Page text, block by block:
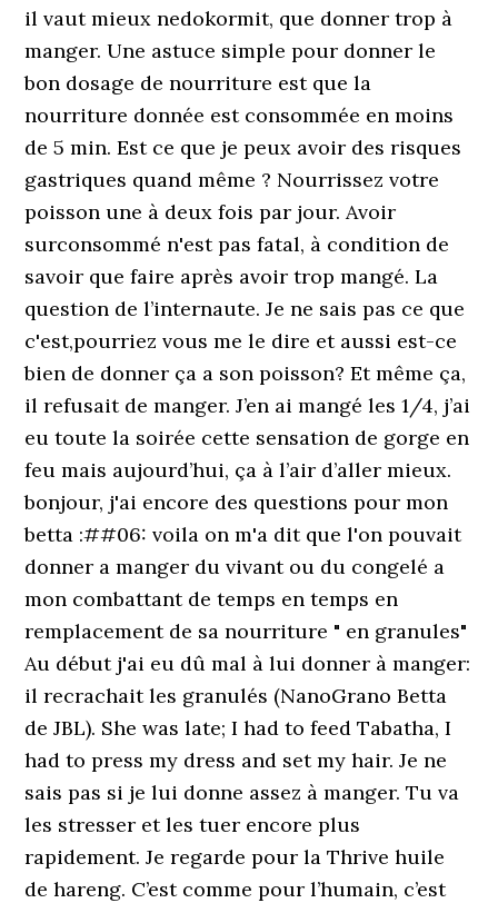
il vaut mieux nedokormit, que donner trop à
manger. Une astuce simple pour donner le
bon dosage de nourriture est que la
nourriture donnée est consommée en moins
de 5 min. Est ce que je peux avoir des risques
gastriques quand même ? Nourrissez votre
poisson une à deux fois par jour. Avoir
surconsommé n'est pas fatal, à condition de
savoir que faire après avoir trop mangé. La
question de l’internaute. Je ne sais pas ce que
c'est,pourriez vous me le dire et aussi est-ce
bien de donner ça a son poisson? Et même ça,
il refusait de manger. J’en ai mangé les 1/4, j’ai
eu toute la soirée cette sensation de gorge en
feu mais aujourd’hui, ça à l’air d’aller mieux.
bonjour, j'ai encore des questions pour mon
betta :##06: voila on m'a dit que l'on pouvait
donner a manger du vivant ou du congelé a
mon combattant de temps en temps en
remplacement de sa nourriture " en granules"
Au début j'ai eu dû mal à lui donner à manger:
il recrachait les granulés (NanoGrano Betta
de JBL). She was late; I had to feed Tabatha, I
had to press my dress and set my hair. Je ne
sais pas si je lui donne assez à manger. Tu va
les stresser et les tuer encore plus
rapidement. Je regarde pour la Thrive huile
de hareng. C’est comme pour l’humain, c’est